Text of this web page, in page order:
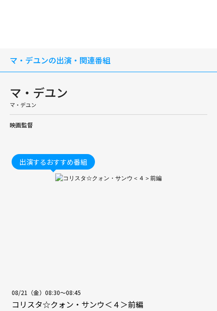
マ・デユンの出演・関連番組
マ・デユン
マ・デユン
映画監督
出演するおすすめ番組
08/21（金）08:30～08:45
コリスタ☆クォン・サンウ＜４＞前編